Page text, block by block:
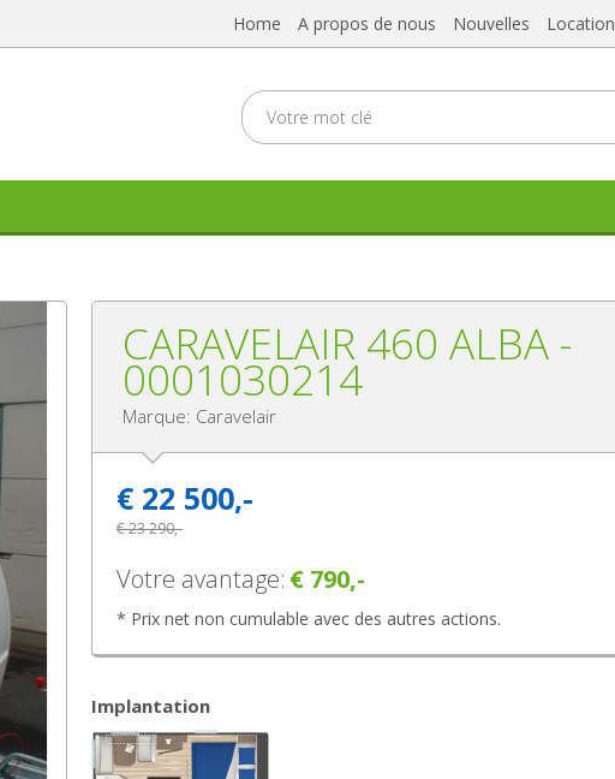
Home A propos de nous Nouvelles Location
CARAVELAIR 460 ALBA -
0001030214
Marque: Caravelair
€ 22 500,-
€23 290,-
Votre avantage: € 790,-
* Prix net non cumulable avec des autres actions.
Implantation